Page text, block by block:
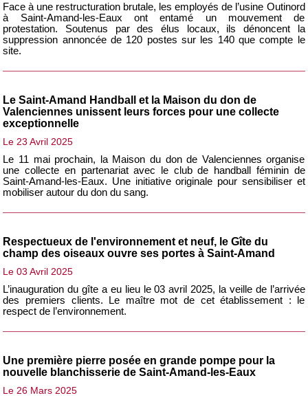
Face à une restructuration brutale, les employés de l’usine Outinord
à Saint-Amand-les-Eaux ont entamé un mouvement de
protestation. Soutenus par des élus locaux, ils dénoncent la
suppression annoncée de 120 postes sur les 140 que compte le
site.
Le Saint-Amand Handball et la Maison du don de
Valenciennes unissent leurs forces pour une collecte
exceptionnelle
Le 23 Avril 2025
Le 11 mai prochain, la Maison du don de Valenciennes organise
une collecte en partenariat avec le club de handball féminin de
Saint-Amand-les-Eaux. Une initiative originale pour sensibiliser et
mobiliser autour du don du sang.
Respectueux de l'environnement et neuf, le Gîte du
champ des oiseaux ouvre ses portes à Saint-Amand
Le 03 Avril 2025
L’inauguration du gîte a eu lieu le 03 avril 2025, la veille de l’arrivée
des premiers clients. Le maître mot de cet établissement : le
respect de l’environnement.
Une première pierre posée en grande pompe pour la
nouvelle blanchisserie de Saint-Amand-les-Eaux
Le 26 Mars 2025